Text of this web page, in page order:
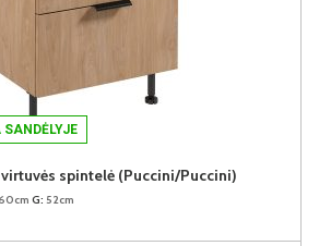
SANDĖLYJE
spintelė (Puccini/Puccini)
G: 52cm